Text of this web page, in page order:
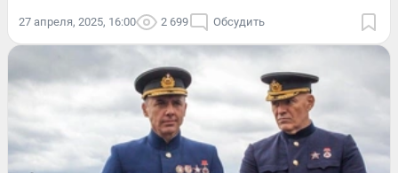
27 апреля, 2025, 16:00 2 699 Обсудить